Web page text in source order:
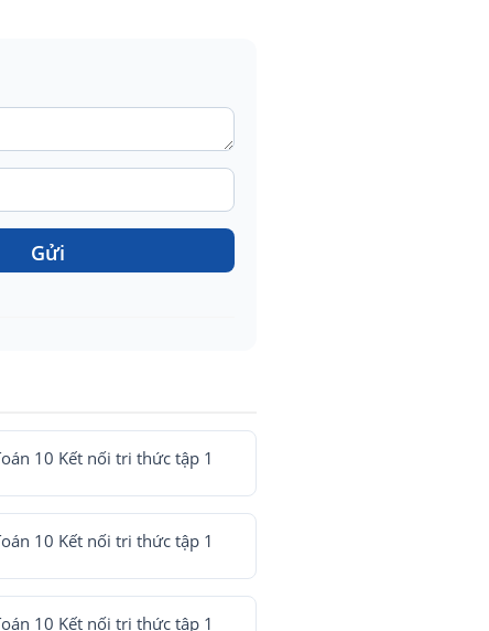
Gửi
10 Kết nối tri thức tập 1
10 Kết nối tri thức tập 1
10 Kết nối tri thức tập 1